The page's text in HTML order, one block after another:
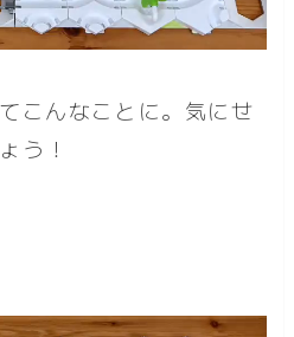
こんなことに。気にせ
う！